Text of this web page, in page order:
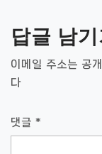
게
이
션
답글 남기
이메일 주소는 공
다
댓글 *